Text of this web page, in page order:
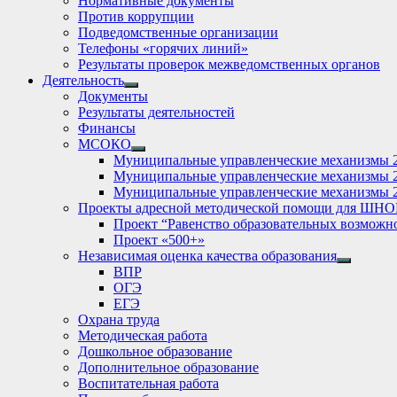
Против коррупции
Подведомственные организации
Телефоны «горячих линий»
Результаты проверок межведомственных органов
Деятельность
Show
sub
menu
Документы
Результаты деятельностей
Финансы
МСОКО
Show
sub
menu
Муниципальные управленческие механизмы
Муниципальные управленческие механизмы
Муниципальные управленческие механизмы
Проекты адресной методической помощи для
Проект “Равенство образовательных
Проект «500+»
Независимая оценка качества образования
Show
ВПР
ОГЭ
ЕГЭ
Охрана труда
Методическая работа
Дошкольное образование
Дополнительное образование
Воспитательная работа